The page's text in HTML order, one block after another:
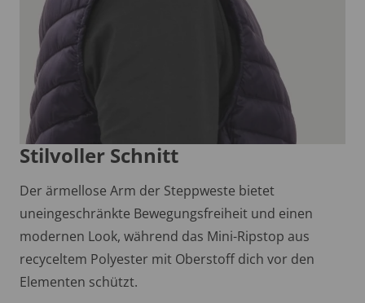
Stilvoller Schnitt
Der ärmellose Arm der Steppweste bietet
uneingeschränkte Bewegungsfreiheit und einen
modernen Look, während das Mini-Ripstop aus
recyceltem Polyester mit Oberstoff dich vor den
Elementen schützt.